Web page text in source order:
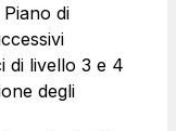
S.p.A.
di
di livello 3 e 4
degli